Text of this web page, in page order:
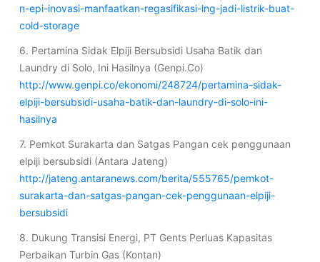
n-epi-inovasi-manfaatkan-regasifikasi-lng-jadi-listrik-buat-
cold-storage
6. Pertamina Sidak Elpiji Bersubsidi Usaha Batik dan
Laundry di Solo, Ini Hasilnya (Genpi.Co)
http://www.genpi.co/ekonomi/248724/pertamina-sidak-
elpiji-bersubsidi-usaha-batik-dan-laundry-di-solo-ini-
hasilnya
7. Pemkot Surakarta dan Satgas Pangan cek penggunaan
elpiji bersubsidi (Antara Jateng)
http://jateng.antaranews.com/berita/555765/pemkot-
surakarta-dan-satgas-pangan-cek-penggunaan-elpiji-
bersubsidi
8. Dukung Transisi Energi, PT Gents Perluas Kapasitas
Perbaikan Turbin Gas (Kontan)